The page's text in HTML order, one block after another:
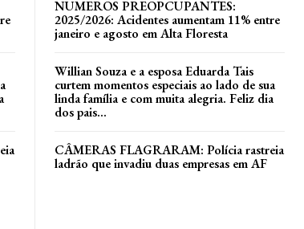
NUMEROS PREOPCUPANTES:
2025/2026: Acidentes aumentam 11% entre
janeiro e agosto em Alta Floresta
Willian Souza e a esposa Eduarda Tais
curtem momentos especiais ao lado de sua
linda família e com muita alegria. Feliz dia
dos pais...
CÂMERAS FLAGRARAM: Polícia rastreia
ladrão que invadiu duas empresas em AF